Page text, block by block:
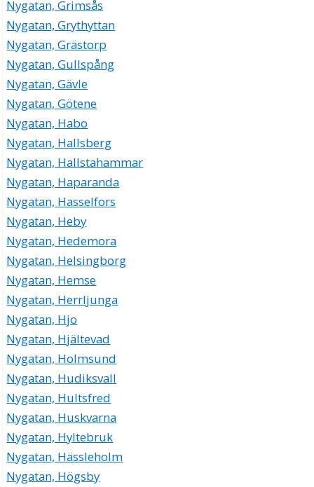
Nygatan, Grimsås
Nygatan, Grythyttan
Nygatan, Grästorp
Nygatan, Gullspång
Nygatan, Gävle
Nygatan, Götene
Nygatan, Habo
Nygatan, Hallsberg
Nygatan, Hallstahammar
Nygatan, Haparanda
Nygatan, Hasselfors
Nygatan, Heby
Nygatan, Hedemora
Nygatan, Helsingborg
Nygatan, Hemse
Nygatan, Herrljunga
Nygatan, Hjo
Nygatan, Hjältevad
Nygatan, Holmsund
Nygatan, Hudiksvall
Nygatan, Hultsfred
Nygatan, Huskvarna
Nygatan, Hyltebruk
Nygatan, Hässleholm
Nygatan, Högsby